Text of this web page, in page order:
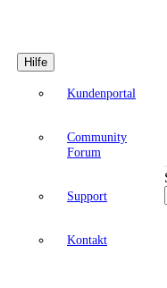
Hilfe
Kundenportal
Community
Forum
Support
Kontakt